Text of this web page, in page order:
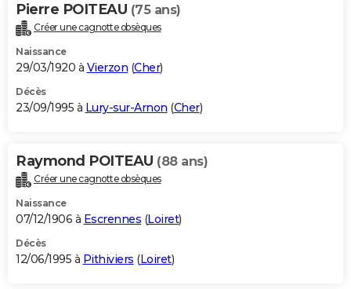
Pierre POITEAU (75 ans)
Créer une cagnotte obsèques
Naissance
29/03/1920 à Vierzon (Cher)
Décès
23/09/1995 à Lury-sur-Arnon (Cher)
Raymond POITEAU (88 ans)
Créer une cagnotte obsèques
Naissance
07/12/1906 à Escrennes (Loiret)
Décès
12/06/1995 à Pithiviers (Loiret)